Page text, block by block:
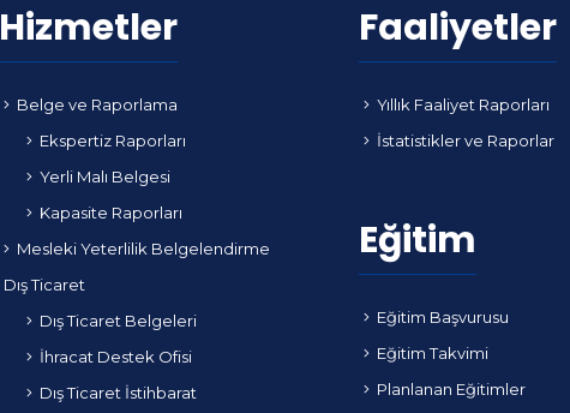
Hizmetler
Belge ve Raporlama
Ekspertiz Raporları
Yerli Malı Belgesi
Kapasite Raporları
Mesleki Yeterlilik Belgelendirme
Dış Ticaret
Dış Ticaret Belgeleri
İhracat Destek Ofisi
Dış Ticaret İstihbarat
Faaliyetler
Yıllık Faaliyet Raporları
İstatistikler ve Raporlar
Eğitim
Eğitim Başvurusu
Eğitim Takvimi
Planlanan Eğitimler